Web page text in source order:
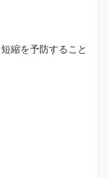
縮を予防すること